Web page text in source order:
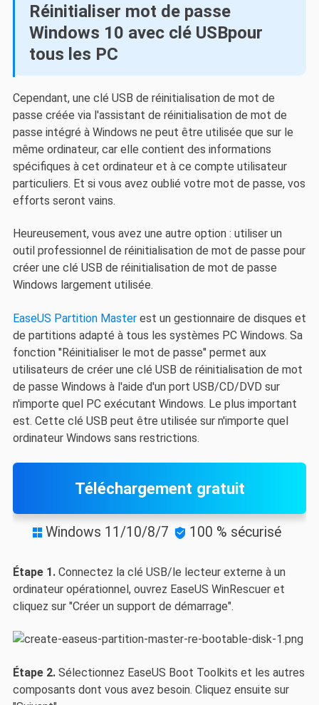
Réinitialiser mot de passe
Windows 10 avec clé USBpour
tous les PC
Cependant, une clé USB de réinitialisation de mot de
passe créée via l'assistant de réinitialisation de mot de
passe intégré à Windows ne peut être utilisée que sur le
même ordinateur, car elle contient des informations
spécifiques à cet ordinateur et à ce compte utilisateur
particuliers. Et si vous avez oublié votre mot de passe, vos
efforts seront vains.
Heureusement, vous avez une autre option : utiliser un
outil professionnel de réinitialisation de mot de passe pour
créer une clé USB de réinitialisation de mot de passe
Windows largement utilisée.
EaseUS Partition Masterest un gestionnaire de disques et
de partitions adapté à tous les systèmes PC Windows. Sa
fonction "Réinitialiser le mot de passe" permet aux
utilisateurs de créer une clé USB de réinitialisation de mot
de passe Windows à l'aide d'un port USB/CD/DVD sur
n'importe quel PC exécutant Windows. Le plus important
est. Cette clé USB peut être utilisée sur n'importe quel
ordinateur Windows sans restrictions.
Téléchargement gratuit
 Windows 11/10/8/7  100 % sécurisé
Étape 1.Connectez la clé USB/le lecteur externe à un
ordinateur opérationnel, ouvrez EaseUS WinRescuer et
cliquez sur "Créer un support de démarrage".
Étape 2.Sélectionnez EaseUS Boot Toolkits et les autres
composants dont vous avez besoin. Cliquez ensuite sur